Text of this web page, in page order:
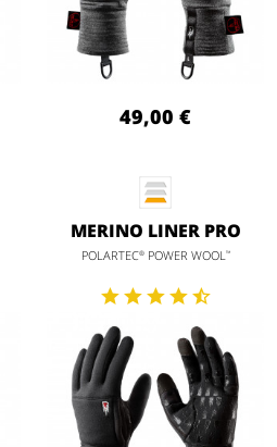
49,00 €
MERINO LINER PRO
POLARTEC®POWER WOOL™